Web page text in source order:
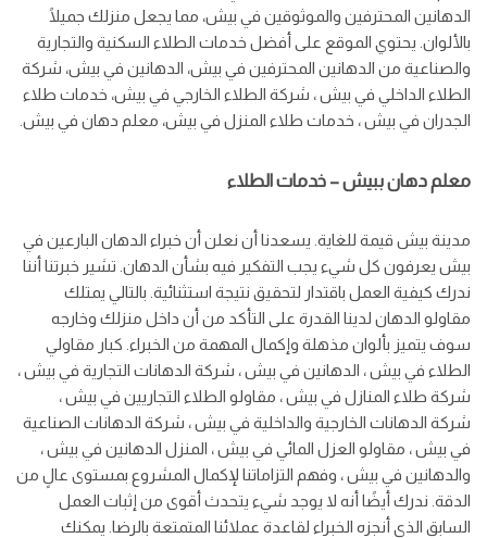
الدهانين المحترفين والموثوقين في بيش، مما يجعل منزلك جميلًا
بالألوان. يحتوي الموقع على أفضل خدمات الطلاء السكنية والتجارية
والصناعية من الدهانين المحترفين في بيش، الدهانين في بيش، شركة
الطلاء الداخلي في بيش ، شركة الطلاء الخارجي في بيش، خدمات طلاء
الجدران في بيش ، خدمات طلاء المنزل في بيش، معلم دهان في بيش.
معلم دهان ببيش – خدمات الطلاء
مدينة بيش قيمة للغاية. يسعدنا أن نعلن أن خبراء الدهان البارعين في
بيش يعرفون كل شيء يجب التفكير فيه بشأن الدهان. تشير خبرتنا أننا
ندرك كيفية العمل باقتدار لتحقيق نتيجة استثنائية. بالتالي يمتلك
مقاولو الدهان لدينا القدرة على التأكد من أن داخل منزلك وخارجه
سوف يتميز بألوان مذهلة وإكمال المهمة من الخبراء. كبار مقاولي
الطلاء في بيش ، الدهانين في بيش ، شركة الدهانات التجارية في بيش ،
شركة طلاء المنازل في بيش ، مقاولو الطلاء التجاريين في بيش ،
شركة الدهانات الخارجية والداخلية في بيش ، شركة الدهانات الصناعية
في بيش ، مقاولو العزل المائي في بيش ، المنزل الدهانين في بيش ،
والدهانين في بيش ، وفهم التزاماتنا لإكمال المشروع بمستوى عالٍ من
الدقة. ندرك أيضًا أنه لا يوجد شيء يتحدث أقوى من إثبات العمل
السابق الذي أنجزه الخبراء لقاعدة عملائنا المتمتعة بالرضا. يمكنك